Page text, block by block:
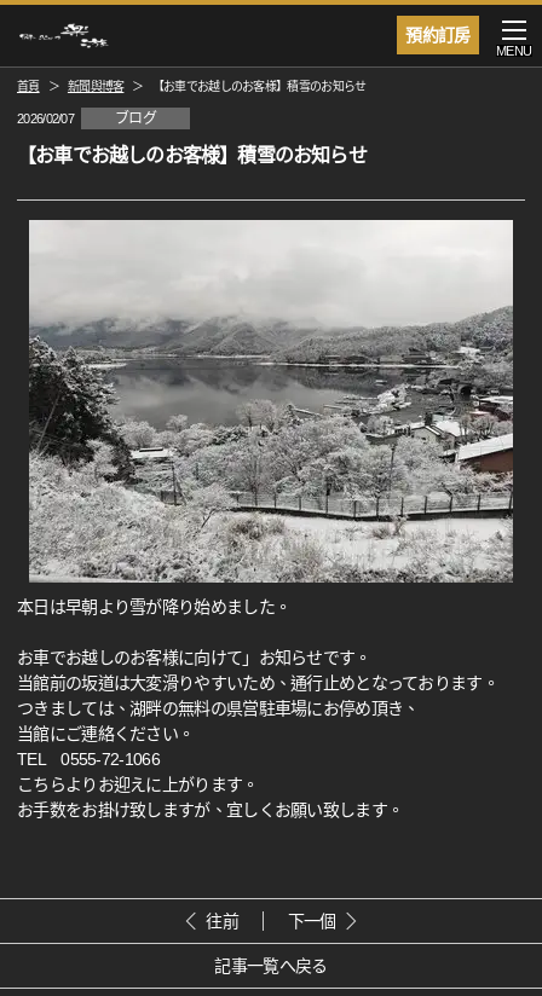
預約訂房
MENU
首頁 新聞與博客 【お車でお越しのお客様】積雪のお知らせ
2026/02/07 ブログ
【お車でお越しのお客様】積雪のお知らせ
本日は早朝より雪が降り始めました。
お車でお越しのお客様に向けて」お知らせです。
当館前の坂道は大変滑りやすいため、通行止めとなっております。
つきましては、湖畔の無料の県営駐車場にお停め頂き、
当館にご連絡ください。
TEL 0555-72-1066
こちらよりお迎えに上がります。
お手数をお掛け致しますが、宜しくお願い致します。
往前 下一個
記事一覧へ戻る